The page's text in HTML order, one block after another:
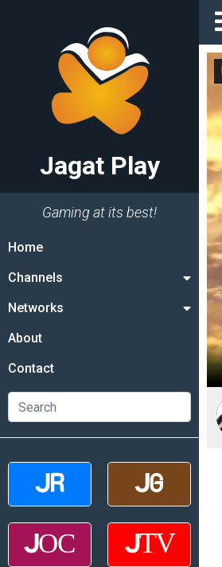
Jagat Play
Gaming at its best!
Home
Channels
Networks
About
Contact